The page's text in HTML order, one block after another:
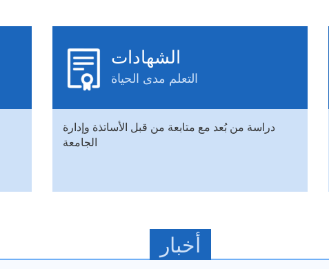
الشهادات
التعلم مدى الحياة
دراسة من بُعد مع متابعة من قبل الأساتذة وإدارة
الجامعة
أخبار